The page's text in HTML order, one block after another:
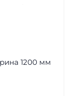
1200 мм